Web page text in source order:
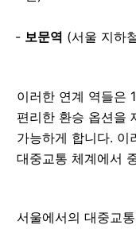
보문역 (서울 지하
이러한 연계 역들은
편리한 환승 옵션을
가능하게 합니다. 이
대중교통 체계에서
서울에서의 대중교